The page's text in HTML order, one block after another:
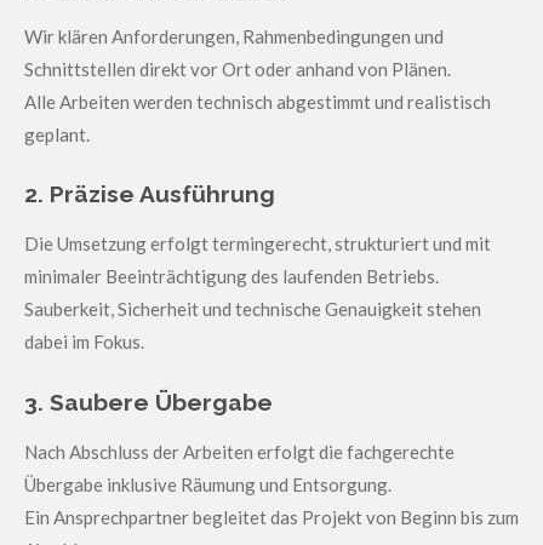
Wir klären Anforderungen, Rahmenbedingungen und
Schnittstellen direkt vor Ort oder anhand von Plänen.
Alle Arbeiten werden technisch abgestimmt und realistisch
geplant.
2. Präzise Ausführung
Die Umsetzung erfolgt termingerecht, strukturiert und mit
minimaler Beeinträchtigung des laufenden Betriebs.
Sauberkeit, Sicherheit und technische Genauigkeit stehen
dabei im Fokus.
3. Saubere Übergabe
Nach Abschluss der Arbeiten erfolgt die fachgerechte
Übergabe inklusive Räumung und Entsorgung.
Ein Ansprechpartner begleitet das Projekt von Beginn bis zum